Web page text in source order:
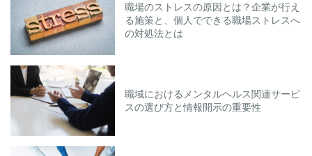
職場のストレスの原因とは？企業が行え
る施策と、個人でできる職場ストレスへ
の対処法とは
職域におけるメンタルヘルス関連サービ
スの選び方と情報開示の重要性